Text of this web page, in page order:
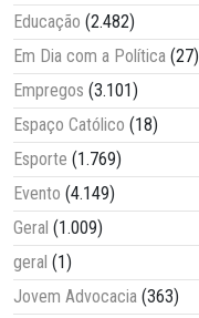
Educação (2.482)
Em Dia com a Política (27)
Empregos (3.101)
Espaço Católico (18)
Esporte (1.769)
Evento (4.149)
Geral (1.009)
geral (1)
Jovem Advocacia (363)